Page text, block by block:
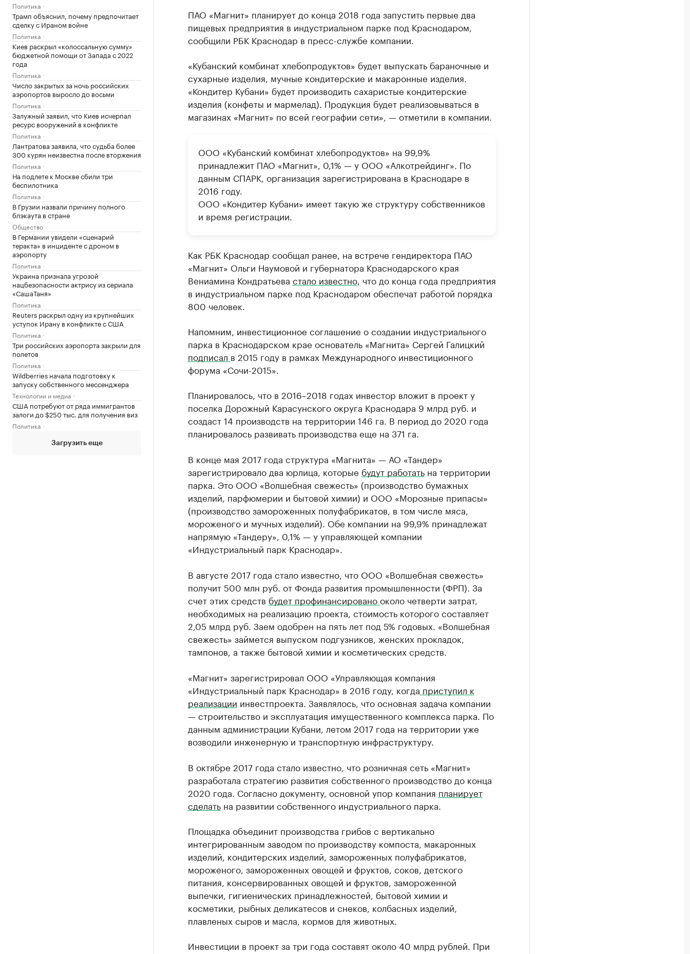
Политика
Трамп объяснил, почему предпочитает
сделку с Ираном войне
Политика
Киев раскрыл «колоссальную сумму»
бюджетной помощи от Запада с 2022
года
Политика
Число закрытых за ночь российских
аэропортов выросло до восьми
Политика
Залужный заявил, что Киев исчерпал
ресурс вооружений в конфликте
Политика
Лантратова заявила, что судьба более
300 курян неизвестна после вторжения
Политика
На подлете к Москве сбили три
беспилотника
Политика
В Грузии назвали причину полного
блэкаута в стране
Общество
В Германии увидели «сценарий
теракта» в инциденте с дроном в
аэропорту
Политика
Украина признала угрозой
нацбезопасности актрису из сериала
«СашаТаня»
Политика
Reuters раскрыл одну из крупнейших
уступок Ирану в конфликте с США
Политика
Три российских аэропорта закрыли для
полетов
Политика
Wildberries начала подготовку к
запуску собственного мессенджера
Технологии и медиа
США потребуют от ряда иммигрантов
залоги до $250 тыс. для получения виз
Политика
Загрузить еще
ПАО «Магнит» планирует до конца 2018 года запустить первые два
пищевых предприятия в индустриальном парке под Краснодаром,
сообщили РБК Краснодар в пресс-службе компании.
«Кубанский комбинат хлебопродуктов» будет выпускать бараночные и
сухарные изделия, мучные кондитерские и макаронные изделия.
«Кондитер Кубани» будет производить сахаристые кондитерские
изделия (конфеты и мармелад). Продукция будет реализовываться в
магазинах «Магнит» по всей географии сети», — отметили в компании.
ООО «Кубанский комбинат хлебопродуктов» на 99,9%
принадлежит ПАО «Магнит», 0,1% — у ООО «Алкотрейдинг». По
данным СПАРК, организация зарегистрирована в Краснодаре в
2016 году.
ООО «Кондитер Кубани» имеет такую же структуру собственников
и время регистрации.
Как РБК Краснодар сообщал ранее, на встрече гендиректора ПАО
«Магнит» Ольги Наумовой и губернатора Краснодарского края
Вениамина Кондратьева стало известно, что до конца года предприятия
в индустриальном парке под Краснодаром обеспечат работой порядка
800 человек.
Напомним, инвестиционное соглашение о создании индустриального
парка в Краснодарском крае основатель «Магнита» Сергей Галицкий
подписал в 2015 году в рамках Международного инвестиционного
форума «Сочи-2015».
Планировалось, что в 2016–2018 годах инвестор вложит в проект у
поселка Дорожный Карасунского округа Краснодара 9 млрд руб. и
создаст 14 производств на территории 146 га. В период до 2020 года
планировалось развивать производства еще на 371 га.
В конце мая 2017 года структура «Магнита» — АО «Тандер»
зарегистрировало два юрлица, которые будут работатьна территории
парка. Это ООО «Волшебная свежесть» (производство бумажных
изделий, парфюмерии и бытовой химии) и ООО «Морозные припасы»
(производство замороженных полуфабрикатов, в том числе мяса,
мороженого и мучных изделий). Обе компании на 99,9% принадлежат
напрямую «Тандеру», 0,1% — у управляющей компании
«Индустриальный парк Краснодар».
В августе 2017 года стало известно, что ООО «Волшебная свежесть»
получит 500 млн руб. от Фонда развития промышленности (ФРП). За
счет этих средств будет профинансированооколо четверти затрат,
необходимых на реализацию проекта, стоимость которого составляет
2,05 млрд руб. Заем одобрен на пять лет под 5% годовых. «Волшебная
свежесть» займется выпуском подгузников, женских прокладок,
тампонов, а также бытовой химии и косметических средств.
«Магнит» зарегистрировал ООО «Управляющая компания
«Индустриальный парк Краснодар» в 2016 году, когда приступил к
реализации инвестпроекта. Заявлялось, что основная задача компании
— строительство и эксплуатация имущественного комплекса парка. По
данным администрации Кубани, летом 2017 года на территории уже
возводили инженерную и транспортную инфраструктуру.
В октябре 2017 года стало известно, что розничная сеть «Магнит»
разработала стратегию развития собственного производство до конца
2020 года. Согласно документу, основной упор компания планирует
сделатьна развитии собственного индустриального парка.
Площадка объединит производства грибов с вертикально
интегрированным заводом по производству компоста, макаронных
изделий, кондитерских изделий, замороженных полуфабрикатов,
мороженого, замороженных овощей и фруктов, соков, детского
питания, консервированных овощей и фруктов, замороженной
выпечки, гигиенических принадлежностей, бытовой химии и
косметики, рыбных деликатесов и снеков, колбасных изделий,
плавленых сыров и масла, кормов для животных.
Инвестиции в проект за три года составят около 40 млрд рублей. При